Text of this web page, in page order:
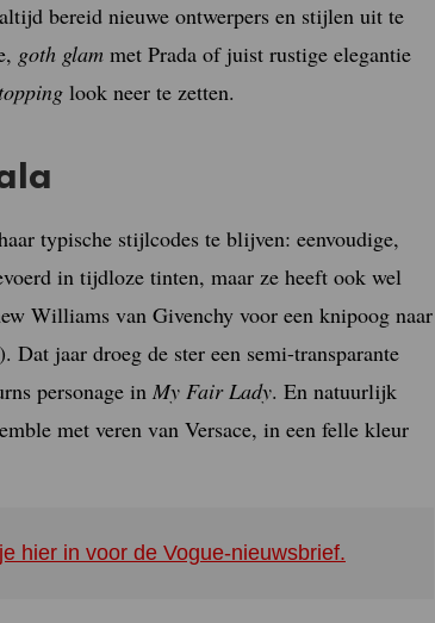
bereid nieuwe ontwerpers en stijlen uit te
goth glam met Prada of juist rustige elegantie
look neer te zetten.
typische stijlcodes te blijven: eenvoudige,
in tijdloze tinten, maar ze heeft ook wel
Williams van Givenchy voor een knipoog naar
Dat jaar droeg de ster een semi-transparante
personage in My Fair Lady. En natuurlijk
met veren van Versace, in een felle kleur
hier in voor de Vogue-nieuwsbrief.